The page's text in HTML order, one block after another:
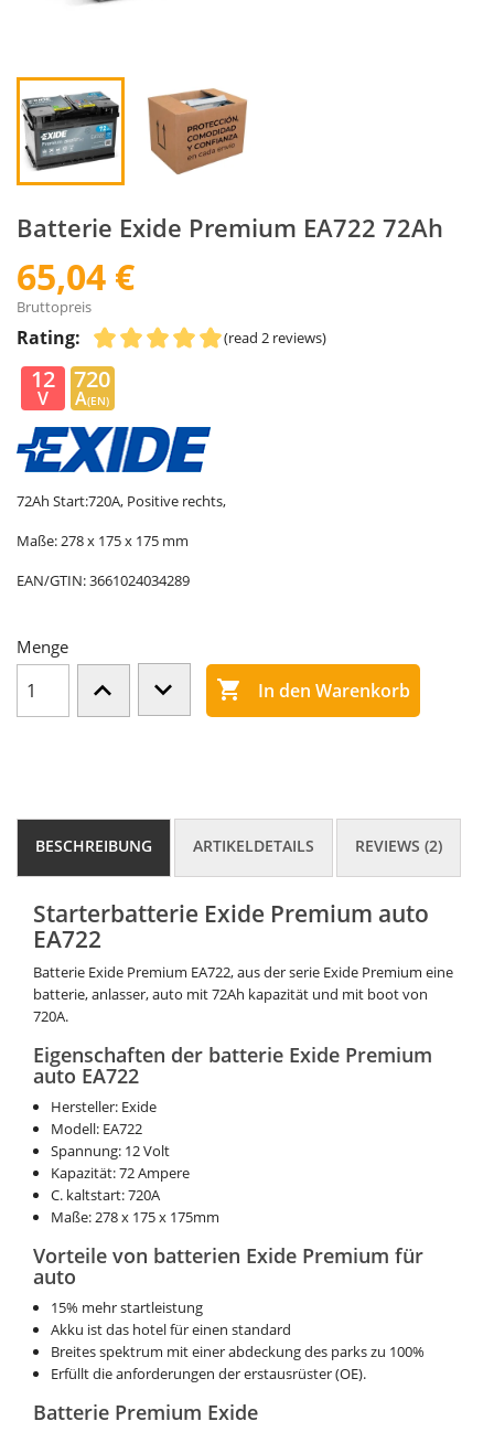
Batterie Exide Premium EA722 72Ah
65,04 €
Bruttopreis
Rating: (read 2 reviews)
12
V
720
A(EN)
72Ah Start:720A, Positive rechts,
Maße: 278 x 175 x 175 mm
EAN/GTIN:3661024034289
Menge
 In den Warenkorb
BESCHREIBUNG ARTIKELDETAILS REVIEWS (2)
Starterbatterie Exide Premium auto
EA722
Batterie Exide Premium EA722, aus der serie Exide Premium eine
batterie, anlasser, auto mit 72Ah kapazität und mit boot von
720A.
Eigenschaften der batterie Exide Premium
auto EA722
Hersteller: Exide
Modell: EA722
Spannung: 12 Volt
Kapazität: 72 Ampere
C. kaltstart: 720A
Maße: 278 x 175 x 175mm
Vorteile von batterien Exide Premium für
auto
15% mehr startleistung
Akku ist das hotel für einen standard
Breites spektrum mit einer abdeckung des parks zu 100%
Erfüllt die anforderungen der erstausrüster (OE).
Batterie Premium Exide